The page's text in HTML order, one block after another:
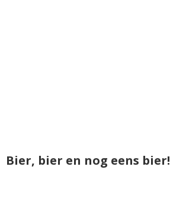
Bier, bier en nog eens bier!